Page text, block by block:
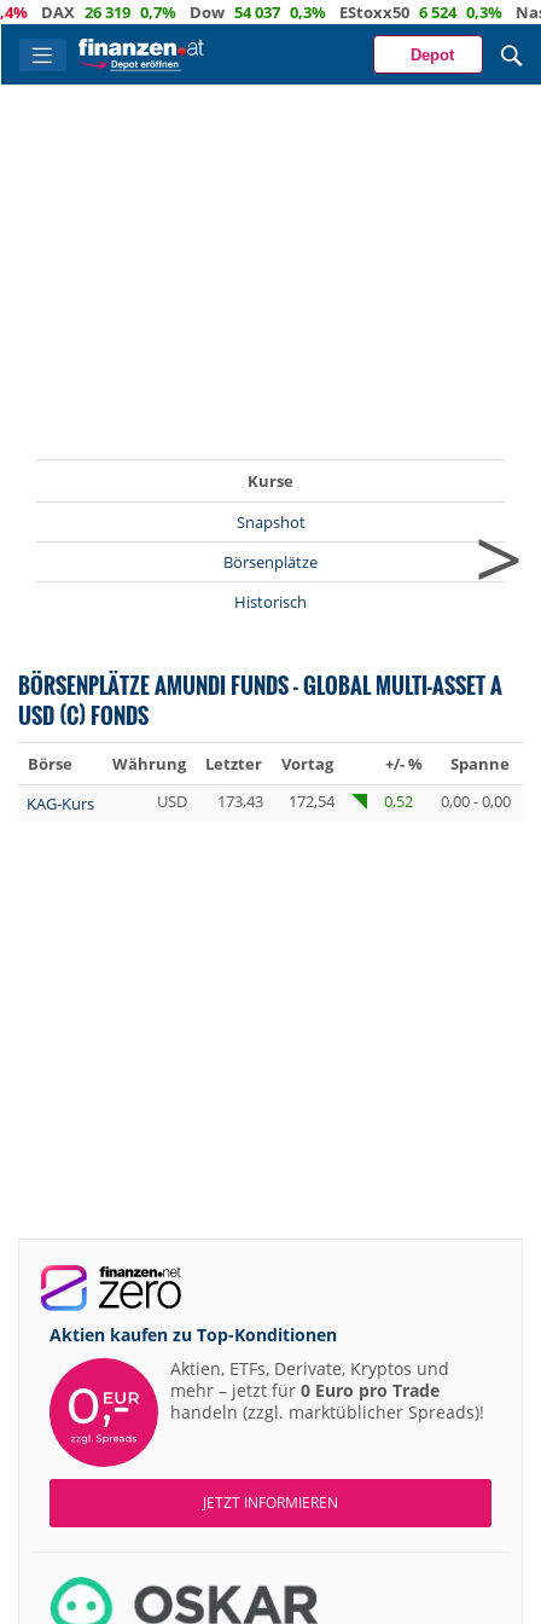
DAX 26 319 0,7% Dow 54 037 0,3% EStoxx50 6 524 0,3%
Depot
Kurse
Snapshot
Börsenplätze
Historisch
>
BÖRSENPLÄTZE AMUNDI FUNDS - GLOBAL MULTI-ASSET A
USD (C) FONDS
Börse Währung Letzter Vortag +/- % Spanne
KAG-Kurs
USD 173,43 172,54 0,52 0,00 - 0,00
Aktien kaufen zu Top-Konditionen
Aktien, ETFs, Derivate, Kryptos und
mehr – jetzt für 0 Euro pro Trade
handeln (zzgl. marktüblicher Spreads)!
JETZT INFORMIEREN